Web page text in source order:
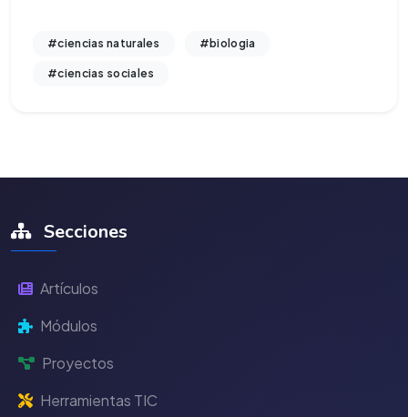
#ciencias naturales #biologia
#ciencias sociales
Secciones
Artículos
Módulos
Proyectos
Herramientas TIC